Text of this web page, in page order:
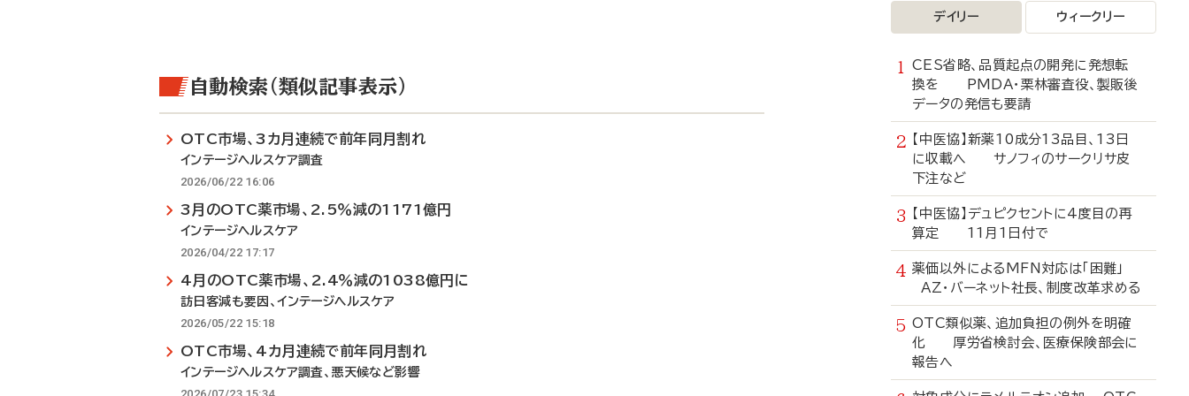
自動検索（類似記事表示）
OTC市場、3カ月連続で前年同月割れ
インテージヘルスケア調査
2026/06/22 16:06
3月のOTC薬市場、2.5％減の1171億円
インテージヘルスケア
2026/04/22 17:17
4月のOTC薬市場、2.4％減の1038億円に
訪日客減も要因、インテージヘルスケア
2026/05/22 15:18
OTC市場、4カ月連続で前年同月割れ
インテージヘルスケア調査、悪天候など影響
デイリー ウィークリー
CES省略、品質起点の開発に発想転
換を PMDA・栗林審査役、製販後
データの発信も要請
【中医協】新薬10成分13品目、13日
に収載へ サノフィのサークリサ皮
下注など
【中医協】デュピクセントに4度目の再
算定 11月1日付で
薬価以外によるMFN対応は「困難」
AZ・バーネット社長、制度改革求める
OTC類似薬、追加負担の例外を明確
化 厚労省検討会、医療保険部会に
報告へ